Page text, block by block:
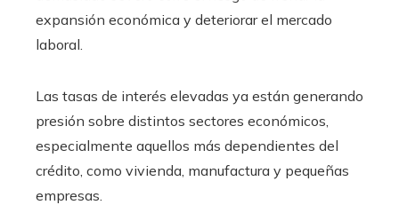
expansión económica y deteriorar el mercado
laboral.
Las tasas de interés elevadas ya están generando
presión sobre distintos sectores económicos,
especialmente aquellos más dependientes del
crédito, como vivienda, manufactura y pequeñas
empresas.